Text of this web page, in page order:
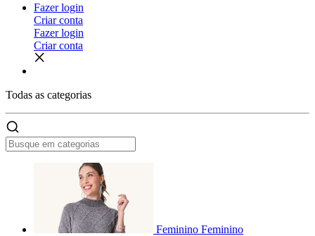
Fazer login
Criar conta
Fazer login
Criar conta
Todas as categorias
Feminino Feminino